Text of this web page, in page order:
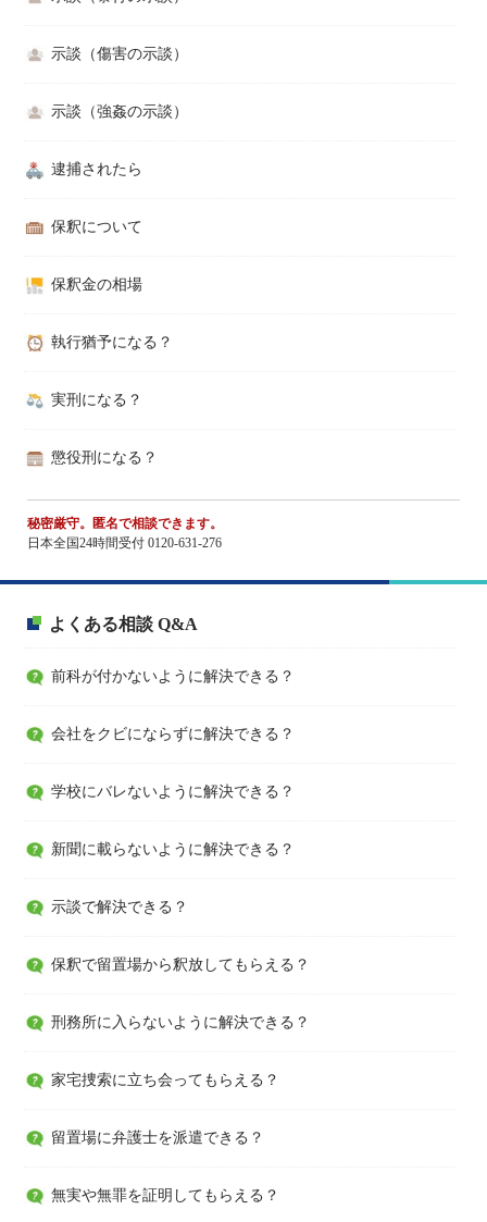
示談（傷害の示談）
示談（強姦の示談）
逮捕されたら
保釈について
保釈金の相場
執行猶予になる？
実刑になる？
懲役刑になる？
秘密厳守。匿名で相談できます。
日本全国24時間受付 0120-631-276
よくある相談 Q&A
前科が付かないように解決できる？
会社をクビにならずに解決できる？
学校にバレないように解決できる？
新聞に載らないように解決できる？
示談で解決できる？
保釈で留置場から釈放してもらえる？
刑務所に入らないように解決できる？
家宅捜索に立ち会ってもらえる？
留置場に弁護士を派遣できる？
無実や無罪を証明してもらえる？